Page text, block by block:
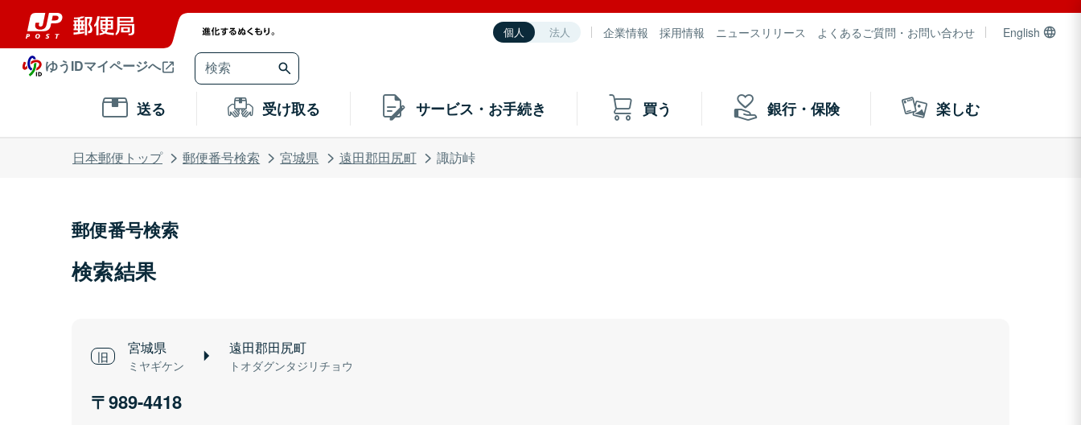
個人 法人 企業情報 採用情報 ニュースリリース よくあるご質問・お問い合わせ English
ゆうIDマイページへ
送る 受け取る サービス・お手続き 買う 銀行・保険 楽しむ
日本郵便トップ 郵便番号検索 宮城県 遠田郡田尻町 諏訪峠
郵便番号検索
検索結果
宮城県
ミヤギケン
遠田郡田尻町
トオダグンタジリチョウ
989-4418